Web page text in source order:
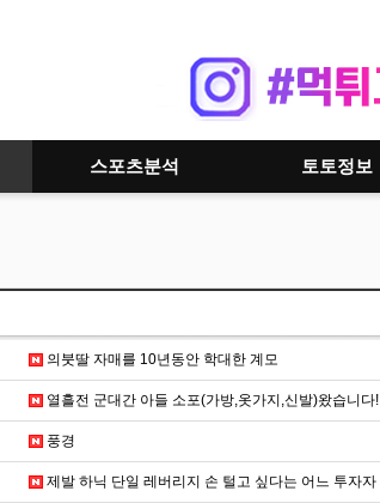
스포츠분석 토토정보
의붓딸 자매를 10년동안 학대한 계모
열흘전 군대간 아들 소포(가방,옷가지,신발)왔습니다!
풍경
제발 하닉 단일 레버리지 손 털고 싶다는 어느 투자자